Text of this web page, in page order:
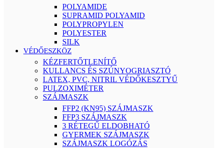
POLYAMIDE
SUPRAMID POLYAMID
POLYPROPYLEN
POLYESTER
SILK
VÉDŐESZKÖZ
KÉZFERTŐTLENÍTŐ
KULLANCS ÉS SZÚNYOGRIASZTÓ
LATEX, PVC, NITRIL VÉDŐKESZTYŰ
PULZOXIMÉTER
SZÁJMASZK
FFP2 (KN95) SZÁJMASZK
FFP3 SZÁJMASZK
3 RÉTEGŰ ELDOBHATÓ
GYERMEK SZÁJMASZK
SZÁJMASZK LOGÓZÁS